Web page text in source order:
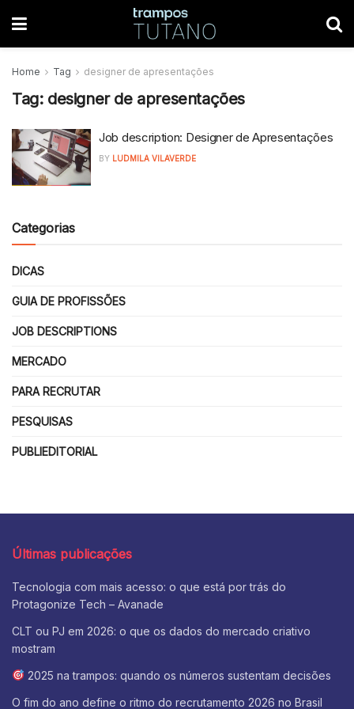
Home Tag designer de apresentações
Tag: designer de apresentações
Job description: Designer de Apresentações
BY LUDMILA VILAVERDE
Categorias
DICAS
GUIA DE PROFISSÕES
JOB DESCRIPTIONS
MERCADO
PARA RECRUTAR
PESQUISAS
PUBLIEDITORIAL
Últimas publicações
Tecnologia com mais acesso: o que está por trás do
Protagonize Tech – Avanade
CLT ou PJ em 2026: o que os dados do mercado criativo
mostram
2025 na trampos: quando os números sustentam decisões
O fim do ano define o ritmo do recrutamento 2026 no Brasil